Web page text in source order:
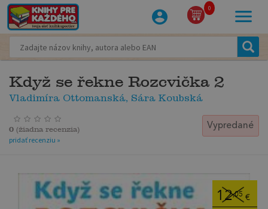
0
Když se řekne Rozcvička 2
Vladimíra Ottomanská, Sára Koubská
Vypredané
0 (žiadna recenzia)
pridať recenziu »
12,05 €